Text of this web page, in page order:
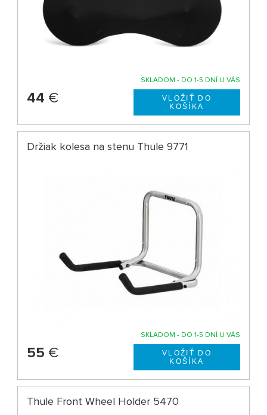
SKLADOM - DO 1-5 DNÍ U VÁS
44 €
Držiak kolesa na stenu Thule 9771
SKLADOM - DO 1-5 DNÍ U VÁS
55 €
Thule Front Wheel Holder 5470